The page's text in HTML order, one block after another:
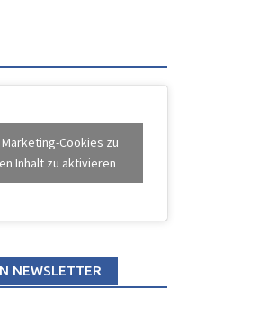
Cookies zu
Inhalt zu aktivieren
NEWSLETTER